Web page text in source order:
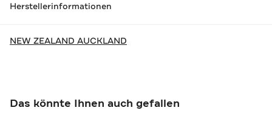
Herstellerinformationen
NEW ZEALAND AUCKLAND
Das könnte Ihnen auch gefallen